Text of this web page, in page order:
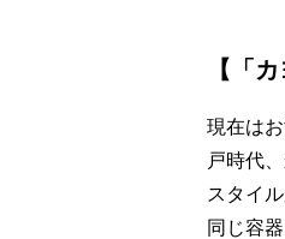
【「
現在は
戸時代
スタイ
同じ容